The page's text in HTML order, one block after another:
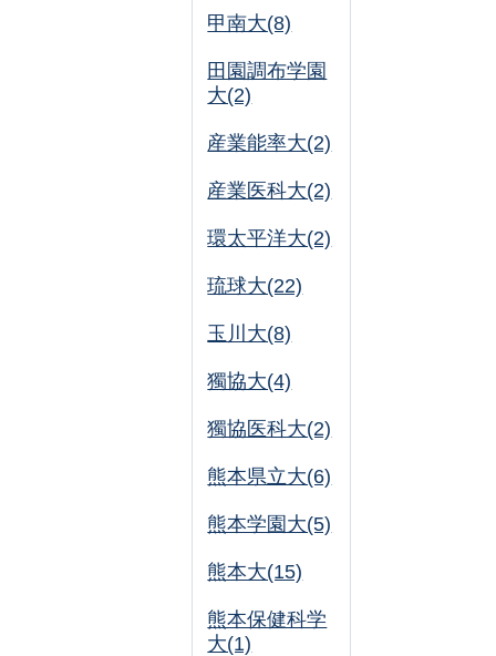
甲南大(8)
田園調布学園
大(2)
産業能率大(2)
産業医科大(2)
環太平洋大(2)
琉球大(22)
玉川大(8)
獨協大(4)
獨協医科大(2)
熊本県立大(6)
熊本学園大(5)
熊本大(15)
熊本保健科学
大(1)